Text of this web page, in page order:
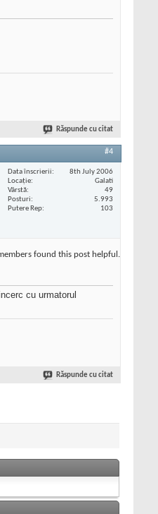
Răspunde cu citat
#4
Data înscrierii
8th July 2006
Locaţie
Galati
Vârstă
49
Posturi
5.993
Putere Rep
103
found this post helpful.
cu urmatorul
Răspunde cu citat